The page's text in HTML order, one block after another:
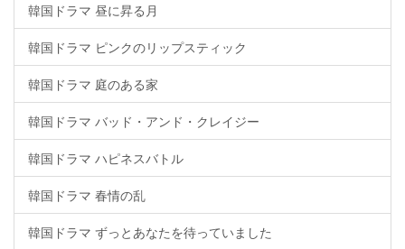
韓国ドラマ 昼に昇る月
韓国ドラマ ピンクのリップスティック
韓国ドラマ 庭のある家
韓国ドラマ バッド・アンド・クレイジー
韓国ドラマ ハピネスバトル
韓国ドラマ 春情の乱
韓国ドラマ ずっとあなたを待っていました